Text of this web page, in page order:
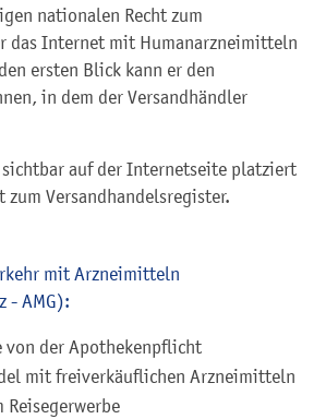
nationalen Recht zum
das Internet mit Humanarzneimitteln
ersten Blick kann er den
in dem der Versandhändler
sichtbar auf der Internetseite platziert
Versandhandelsregister.
mit Arzneimitteln
- AMG):
von der Apothekenpflicht
mit freiverkäuflichen Arzneimitteln
Reisegerwerbe